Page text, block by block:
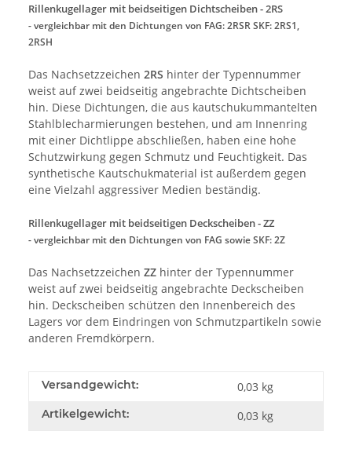
Rillenkugellager mit beidseitigen Dichtscheiben - 2RS
- vergleichbar mit den Dichtungen von FAG: 2RSR SKF: 2RS1,
2RSH
Das Nachsetzzeichen 2RS hinter der Typennummer
weist auf zwei beidseitig angebrachte Dichtscheiben
hin. Diese Dichtungen, die aus kautschukummantelten
Stahlblecharmierungen bestehen, und am Innenring
mit einer Dichtlippe abschließen, haben eine hohe
Schutzwirkung gegen Schmutz und Feuchtigkeit. Das
synthetische Kautschukmaterial ist außerdem gegen
eine Vielzahl aggressiver Medien beständig.
Rillenkugellager mit beidseitigen Deckscheiben - ZZ
- vergleichbar mit den Dichtungen von FAG sowie SKF: 2Z
Das Nachsetzzeichen ZZ hinter der Typennummer
weist auf zwei beidseitig angebrachte Deckscheiben
hin. Deckscheiben schützen den Innenbereich des
Lagers vor dem Eindringen von Schmutzpartikeln sowie
anderen Fremdkörpern.
Versandgewicht: 0,03 kg
Artikelgewicht: 0,03 kg